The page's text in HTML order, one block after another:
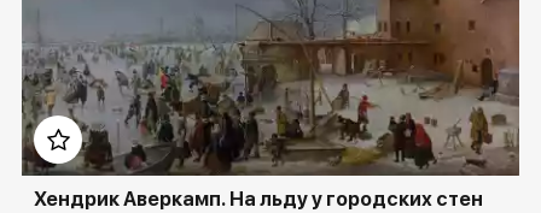
Домен: rakovgallery.ru
Хендрик Аверкамп. На льду у городских стен